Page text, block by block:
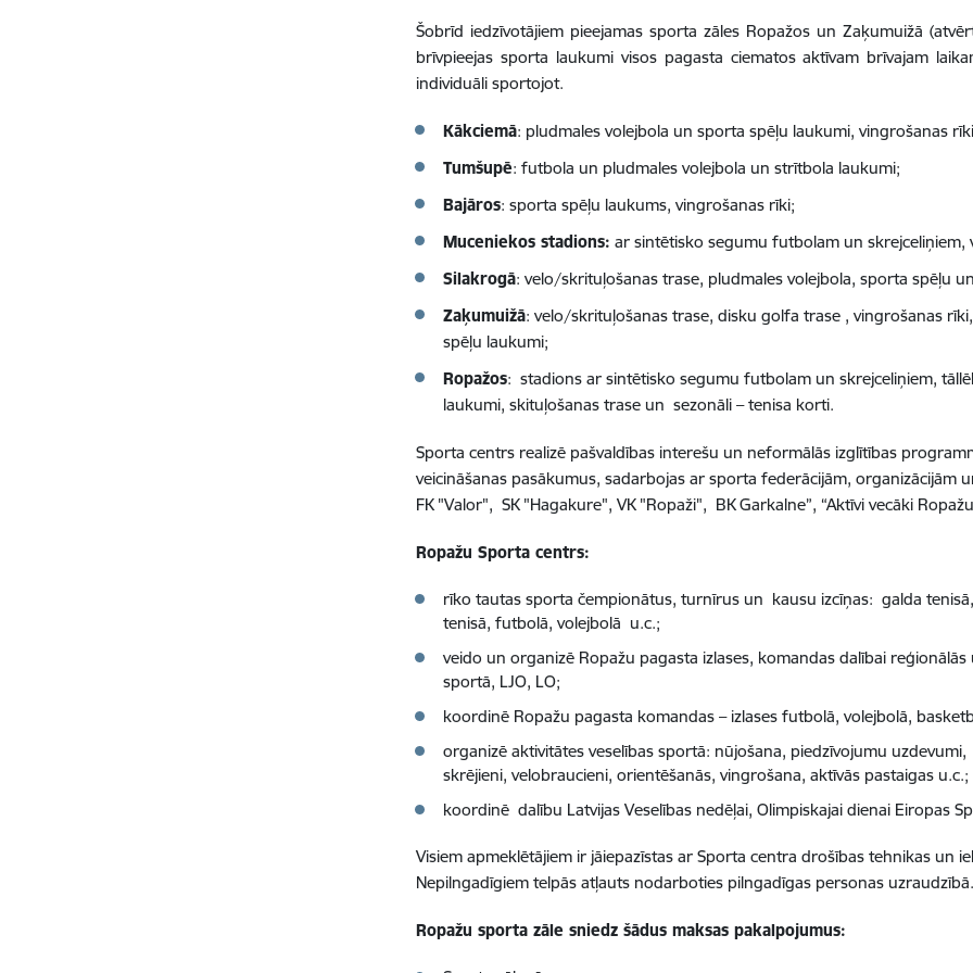
Šobrīd iedzīvotājiem pieejamas sporta zāles Ropažos un Zaķumuižā
brīvpieejas sporta laukumi visos pagasta ciematos aktīvam brīvajam
individuāli sportojot.
Kākciemā: pludmales volejbola un sporta spēļu laukumi, vingrošanas
Tumšupē: futbola un pludmales volejbola un strītbola laukumi;
Bajāros: sporta spēļu laukums, vingrošanas rīki;
Muceniekos stadions: ar sintētisko segumu futbolam un skrejceliņiem,
Silakrogā:velo/skrituļošanas trase, pludmales volejbola, sporta spēļu
Zaķumuižā: velo/skrituļošanas trase, disku golfa trase , vingrošanas
spēļu laukumi;
Ropažos: stadions ar sintētisko segumu futbolam un skrejceliņiem,
laukumi, skituļošanas trase un sezonāli–tenisa korti.
Sporta centrs realizē pašvaldības interešu un neformālās izglītības
veicināšanas pasākumus, sadarbojas ar sporta federācijām, organizācijām
FK "Valor", SK "Hagakure", VK "Ropaži", BK Garkalne”, “Aktīvi vecāki
Ropažu Sporta centrs:
rīko tautas sporta čempionātus, turnīrus un kausu izcīņas: galda
tenisā, futbolā, volejbolā u.c.;
veido un organizē Ropažu pagasta izlases, komandas dalībai
sportā, LJO, LO;
koordinē Ropažu pagasta komandas – izlases futbolā, volejbolā,
organizē aktivitātes veselības sportā: nūjošana, piedzīvojumu
skrējieni, velobraucieni, orientēšanās, vingrošana, aktīvās pastaigas u.c.;
koordinē dalību Latvijas Veselības nedēļai, Olimpiskajai dienai Eiropas
Visiem apmeklētājiem ir jāiepazīstas ar Sporta centra drošības tehnikas un
Nepilngadīgiem telpās atļauts nodarboties pilngadīgas personas
Ropažu sporta zāle sniedz šādus maksas pakalpojumus: